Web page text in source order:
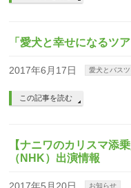
「愛犬と幸せになるツ
2017年6月17日 愛犬とバス
この記事を読む
【ナニワのカリスマ添
（NHK）出演情報
お知らせ